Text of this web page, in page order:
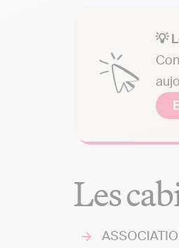
💡
Les